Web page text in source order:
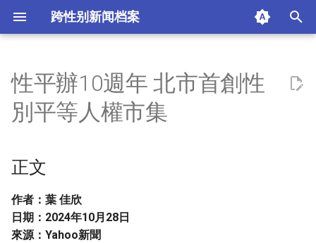
跨性别新闻档案
n
t
a
l
i
正文
附加信息 [Processed Page
性平辦10週年 北市首創性
別平等人權市集
正文
作者：葉 佳欣
日期：2024年10月28日
來源：Yahoo新聞